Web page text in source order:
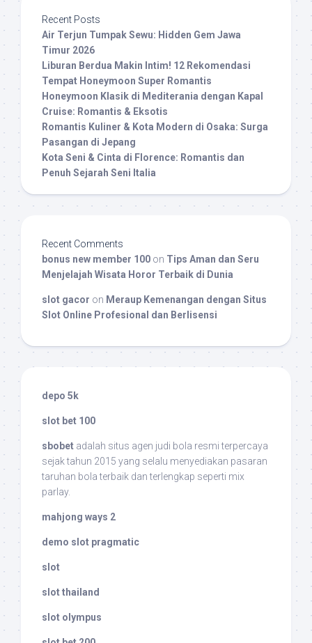
Recent Posts
Air Terjun Tumpak Sewu: Hidden Gem Jawa
Timur 2026
Liburan Berdua Makin Intim! 12 Rekomendasi
Tempat Honeymoon Super Romantis
Honeymoon Klasik di Mediterania dengan Kapal
Cruise: Romantis & Eksotis
Romantis Kuliner & Kota Modern di Osaka: Surga
Pasangan di Jepang
Kota Seni & Cinta di Florence: Romantis dan
Penuh Sejarah Seni Italia
Recent Comments
bonus new member 100 on Tips Aman dan Seru
Menjelajah Wisata Horor Terbaik di Dunia
slot gacor on Meraup Kemenangan dengan Situs
Slot Online Profesional dan Berlisensi
depo 5k
slot bet 100
sbobet adalah situs agen judi bola resmi terpercaya
sejak tahun 2015 yang selalu menyediakan pasaran
taruhan bola terbaik dan terlengkap seperti mix
parlay.
mahjong ways 2
demo slot pragmatic
slot
slot thailand
slot olympus